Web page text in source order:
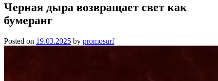
Черная дыра возвращает свет как
бумеранг
Posted on 19.03.2025 by promosurf